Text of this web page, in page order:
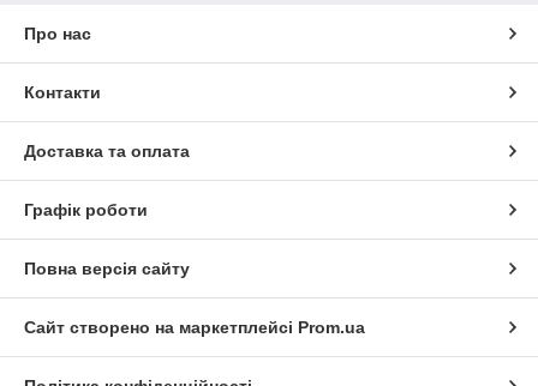
Про нас
Контакти
Доставка та оплата
Графік роботи
Повна версія сайту
Сайт створено на маркетплейсі Prom.ua